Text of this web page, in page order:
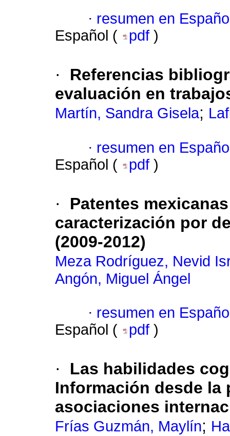
· resumen en
Español (
pdf )
·
Referencias
evaluación en
Martín, Sandra Gisela;
· resumen en
Español (
pdf )
·
Patentes
caracterización por
(2009-2012)
Meza Rodríguez, Nevid
Angón, Miguel Ángel
· resumen en
Español (
pdf )
·
Las habilidades
Información desde la
asociaciones
Frías Guzmán, Maylín;